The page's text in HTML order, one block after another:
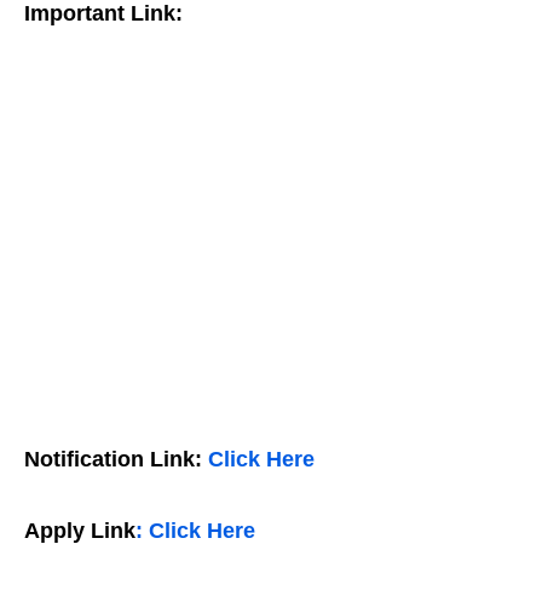
Important Link:
Notification Link: Click Here
Apply Link: Click Here